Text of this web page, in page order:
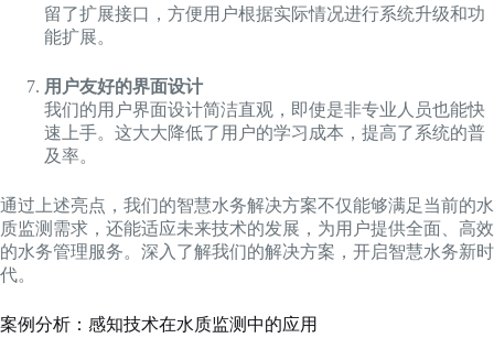
留了扩展接口，方便用户根据实际情况进行系统升级和功
能扩展。
用户友好的界面设计
我们的用户界面设计简洁直观，即使是非专业人员也能快
速上手。这大大降低了用户的学习成本，提高了系统的普
及率。
通过上述亮点，我们的智慧水务解决方案不仅能够满足当前的水
质监测需求，还能适应未来技术的发展，为用户提供全面、高效
的水务管理服务。深入了解我们的解决方案，开启智慧水务新时
代。
案例分析：感知技术在水质监测中的应用